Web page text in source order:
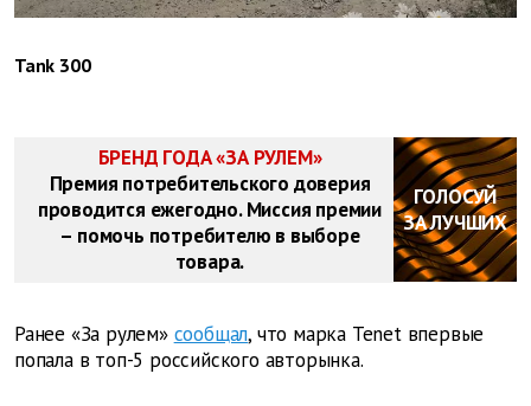
Tank 300
БРЕНД ГОДА «ЗА РУЛЕМ»
Премия потребительского доверия
проводится ежегодно. Миссия премии
– помочь потребителю в выборе
товара.
ГОЛОСУЙ
ЗА ЛУЧШИХ
Ранее «За рулем» сообщал, что марка Tenet впервые
попала в топ-5 российского авторынка.